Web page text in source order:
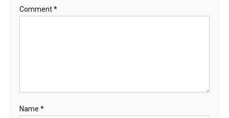
Comment*
Name *